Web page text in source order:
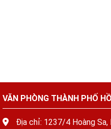
VĂN PHÒNG THÀNH PHỐ
Địa chỉ: 1237/4 Hoàng Sa,